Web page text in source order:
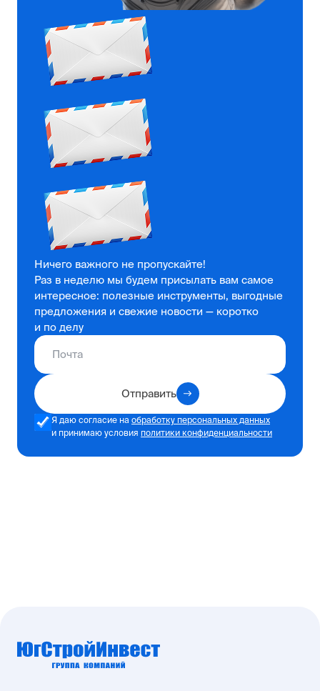
Ничего важного не пропускайте!
Раз в неделю мы будем присылать вам самое
интересное: полезные инструменты, выгодные
предложения и свежие новости — коротко
и по делу
Отправить
Я даю согласие на обработку персональных данных
и принимаю условия политики конфиденциальности